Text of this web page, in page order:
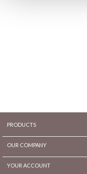
PRODUCTS
OUR COMPANY
YOUR ACCOUNT